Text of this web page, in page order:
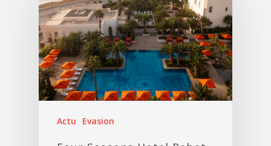
Actu Evasion